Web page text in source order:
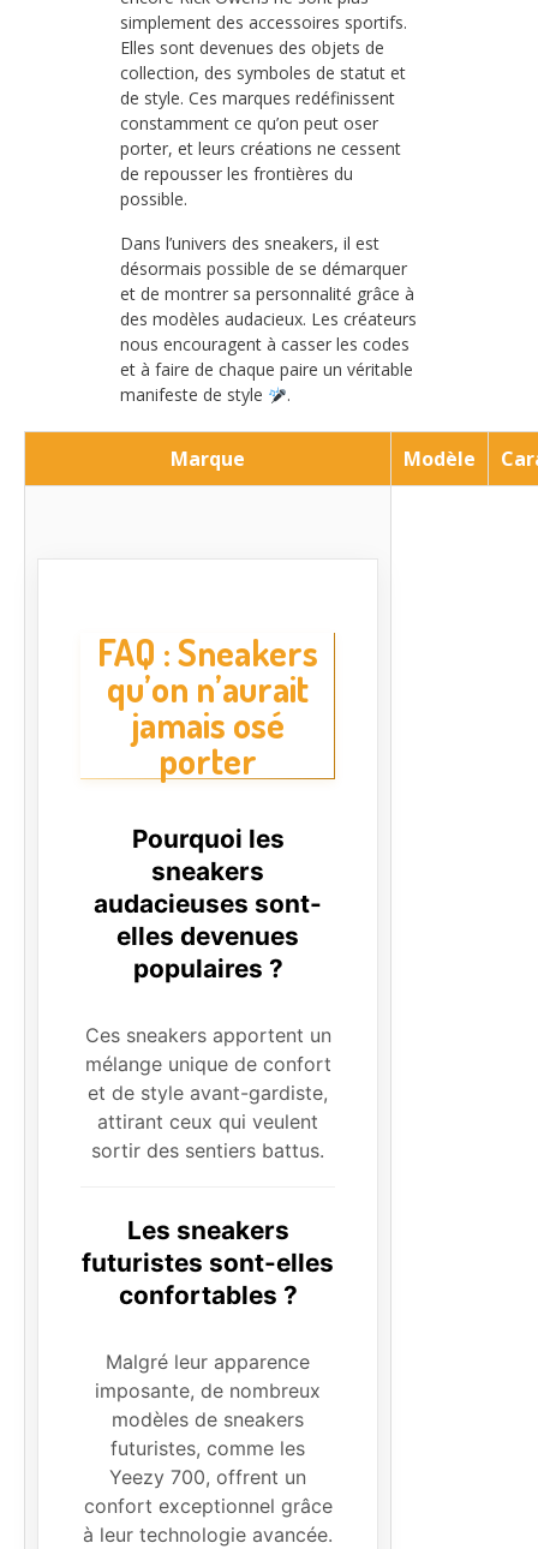
simplement des accessoires sportifs.
Elles sont devenues des objets de
collection, des symboles de statut et
de style. Ces marques redéfinissent
constamment ce qu’on peut oser
porter, et leurs créations ne cessent
de repousser les frontières du
possible.
Dans l’univers des sneakers, il est
désormais possible de se démarquer
et de montrer sa personnalité grâce à
des modèles audacieux. Les créateurs
nous encouragent à casser les codes
et à faire de chaque paire un véritable
manifeste de style
.
Marque Modèle
FAQ : Sneakers
qu’on n’aurait
jamais osé
porter
Pourquoi les
sneakers
audacieuses sont-
elles devenues
populaires ?
Ces sneakers apportent un
mélange unique de confort
et de style avant-gardiste,
attirant ceux qui veulent
sortir des sentiers battus.
Les sneakers
futuristes sont-elles
confortables ?
Malgré leur apparence
imposante, de nombreux
modèles de sneakers
futuristes, comme les
Yeezy 700, offrent un
confort exceptionnel grâce
à leur technologie avancée.